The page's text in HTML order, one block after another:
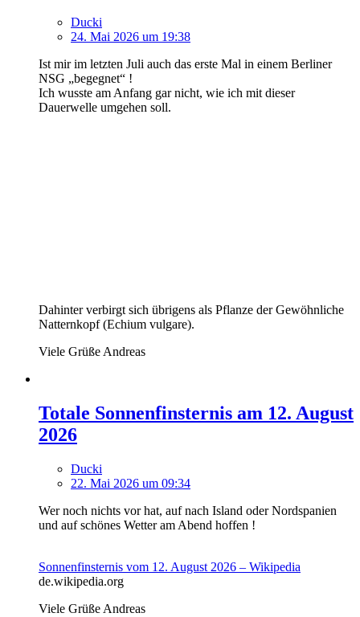
Ducki
24. Mai 2026 um 19:38
Ist mir im letzten Juli auch das erste Mal in einem Berliner
NSG „begegnet“ !
Ich wusste am Anfang gar nicht, wie ich mit dieser
Dauerwelle umgehen soll.
Dahinter verbirgt sich übrigens als Pflanze der Gewöhnliche
Natternkopf (Echium vulgare).
Viele Grüße Andreas
Totale Sonnenfinsternis am 12. August
2026
Ducki
22. Mai 2026 um 09:34
Wer noch nichts vor hat, auf nach Island oder Nordspanien
und auf schönes Wetter am Abend hoffen !
Sonnenfinsternis vom 12. August 2026 – Wikipedia
de.wikipedia.org
Viele Grüße Andreas